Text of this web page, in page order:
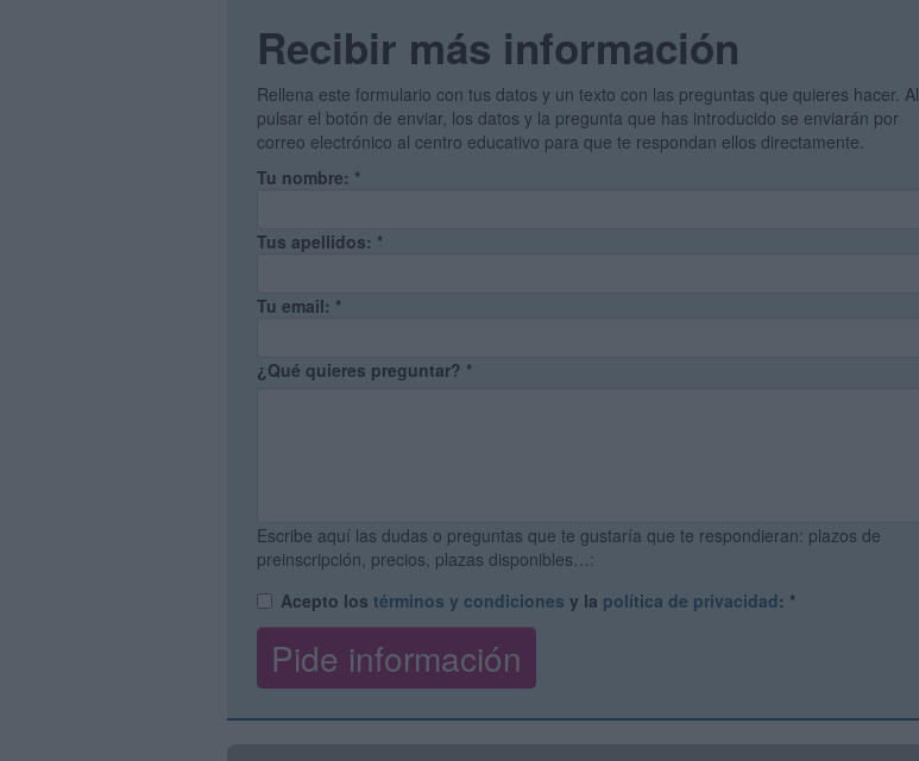
Recibir más información
Rellena este formulario con tus datos y un texto con las preguntas que quieres hacer. Al
pulsar el botón de enviar, los datos y la pregunta que has introducido se enviarán por
correo electrónico al centro educativo para que te respondan ellos directamente.
Tu nombre: *
Tus apellidos: *
Tu email: *
¿Qué quieres preguntar? *
Escribe aquí las dudas o preguntas que te gustaría que te respondieran: plazos de
preinscripción, precios, plazas disponibles…:
Acepto los términos y condiciones y la política de privacidad: *